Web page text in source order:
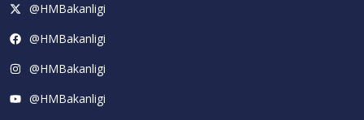
@HMBakanligi
@HMBakanligi
@HMBakanligi
@HMBakanligi